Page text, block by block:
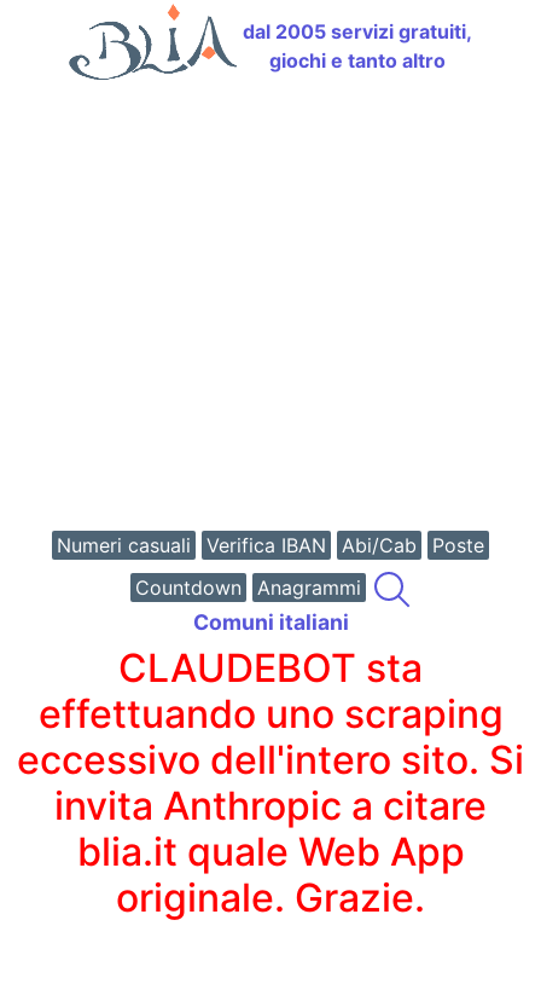
dal 2005 servizi gratuiti,
giochi e tanto altro
Numeri casuali Verifica IBAN Abi/Cab
Poste
Countdown
Anagrammi
Comuni italiani
CLAUDEBOT sta
effettuando uno scraping
eccessivo dell'intero sito. Si
invita Anthropic a citare
blia.it quale Web App
originale. Grazie.